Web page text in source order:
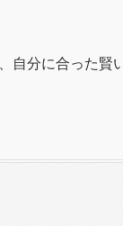
自分に合った賢